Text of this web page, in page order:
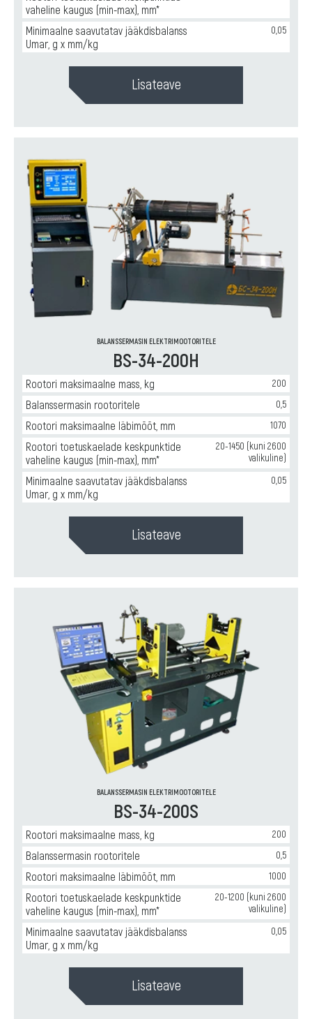
vaheline kaugus (min-max), mm*
Minimaalne saavutatav jääkdisbalanss
Umar, g x mm/kg
0,05
Lisateave
BALANSSERMASIN ELEKTRIMOOTORITELE
BS-34-200H
Rootori maksimaalne mass, kg 200
Balanssermasin rootoritele 0,5
Rootori maksimaalne läbimõõt, mm 1070
Rootori toetuskaelade keskpunktide
vaheline kaugus (min-max), mm*
20-1450 (kuni 2600
valikuline)
Minimaalne saavutatav jääkdisbalanss
Umar, g x mm/kg
0,05
Lisateave
BALANSSERMASIN ELEKTRIMOOTORITELE
BS-34-200S
Rootori maksimaalne mass, kg 200
Balanssermasin rootoritele 0,5
Rootori maksimaalne läbimõõt, mm 1000
Rootori toetuskaelade keskpunktide
vaheline kaugus (min-max), mm*
20-1200 (kuni 2600
valikuline)
Minimaalne saavutatav jääkdisbalanss
Umar, g x mm/kg
0,05
Lisateave